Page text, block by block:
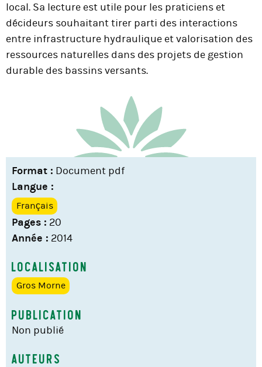
local. Sa lecture est utile pour les praticiens et
décideurs souhaitant tirer parti des interactions
entre infrastructure hydraulique et valorisation des
ressources naturelles dans des projets de gestion
durable des bassins versants.
Format : Document pdf
Langue :
Français
Pages : 20
Année : 2014
Localisation
Gros Morne
Publication
Non publié
Auteurs